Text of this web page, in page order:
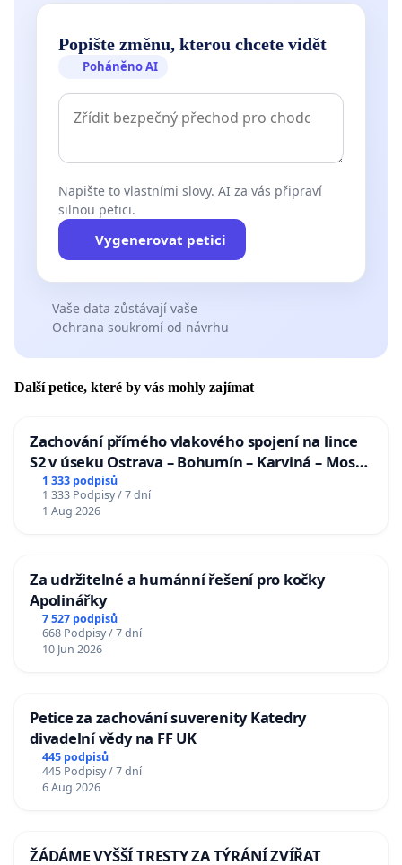
Popište změnu, kterou chcete vidět
Poháněno AI
Napište to vlastními slovy. AI za vás připraví
silnou petici.
Vygenerovat petici
Vaše data zůstávají vaše
Ochrana soukromí od návrhu
Další petice, které by vás mohly zajímat
Zachování přímého vlakového spojení na lince
S2 v úseku Ostrava – Bohumín – Karviná – Mosty
u Jablunkova
1 333 podpisů
1 333 Podpisy / 7 dní
1 Aug 2026
Za udržitelné a humánní řešení pro kočky
Apolinářky
7 527 podpisů
668 Podpisy / 7 dní
10 Jun 2026
Petice za zachování suverenity Katedry
divadelní vědy na FF UK
445 podpisů
445 Podpisy / 7 dní
6 Aug 2026
ŽÁDÁME VYŠŠÍ TRESTY ZA TÝRÁNÍ ZVÍŘAT